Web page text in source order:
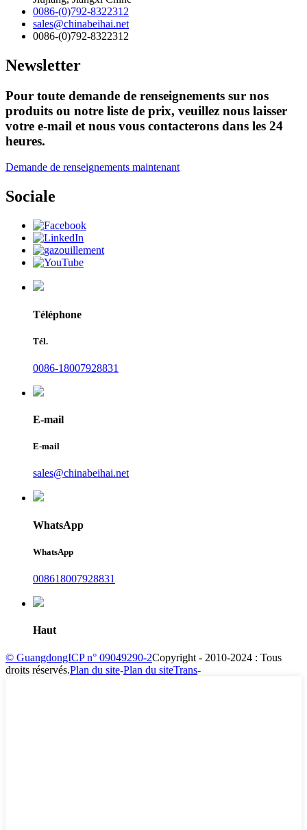
0086-(0)792-8322312
sales@chinabeihai.net
0086-(0)792-8322312
Newsletter
Pour toute demande de renseignements sur nos
produits ou notre liste de prix, veuillez nous laisser
votre e-mail et nous vous contacterons dans les 24
heures.
Demande de renseignements maintenant
Sociale
Téléphone
Tél.
0086-18007928831
E-mail
E-mail
sales@chinabeihai.net
WhatsApp
WhatsApp
008618007928831
Haut
© GuangdongICP n° 09049290-2Copyright - 2010-2024 : Tous
droits réservés.Plan du site-Plan du siteTrans-